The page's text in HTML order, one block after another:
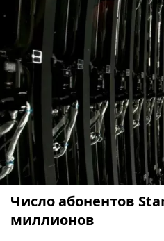
Число абонентов
миллионов